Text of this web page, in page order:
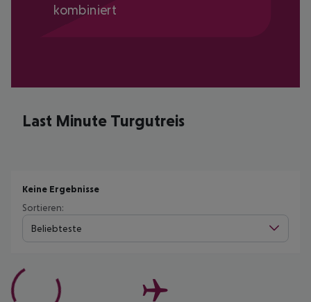
kombiniert
Last Minute Turgutreis
Keine Ergebnisse
Sortieren:
Beliebteste